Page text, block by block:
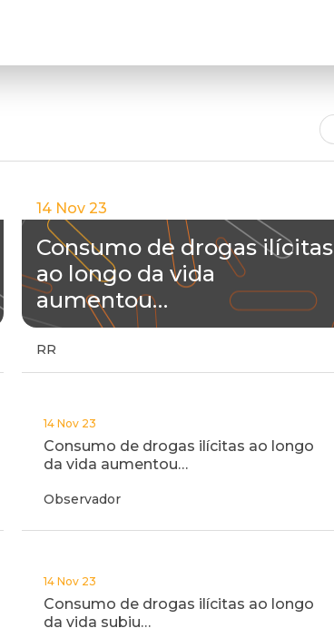
14 Nov 23
Consumo de drogas ilícitas
ao longo da vida
aumentou…
RR
14 Nov 23
Consumo de drogas ilícitas ao longo
da vida aumentou…
Observador
14 Nov 23
Consumo de drogas ilícitas ao longo
da vida subiu…